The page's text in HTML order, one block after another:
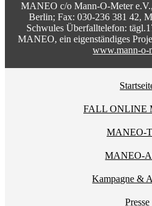
MANEO c/o Mann-O-Meter
Berlin; Fax: 030-236 381 42,
Schwules Überfalltelefon:
MANEO, ein eigenständiges
www.mann-o-
FALL ONLINE
MANEO-
MANEO-
Kampagne &
Presse